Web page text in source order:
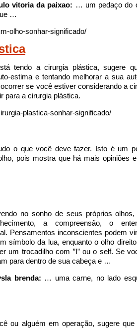
vitoria da paixao: … um pedaço do
…
olho-sonhar-significado/
tendo acirurgia plástica, sugere
estima e tentando melhorar a sua
se você estiver considerando a
para a cirurgia plástica.
-plastica-sonhar-significado/
o que você deve fazer. Isto é um
, pois mostra que há mais opiniões
no sonho de seus próprios
a compreensão, o
Pensamentos inconscientes podem
símbolo da lua, enquanto oolho
um trocadilho com ”I” ou o self. Se
para dentro de sua cabeça e …
brenda: … uma carne, nolado
ou alguém em operação, sugere